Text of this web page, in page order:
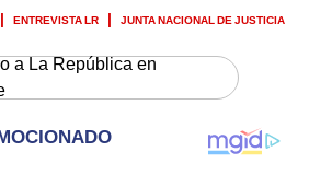
ENTREVISTA LR JUNTA NACIONAL DE JUSTICIA
a La República en